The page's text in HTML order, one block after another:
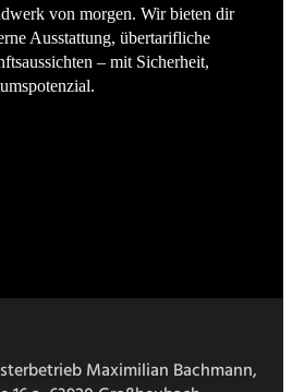
von morgen. Wir bieten dir
Ausstattung, übertarifliche
– mit Sicherheit,
Maximilian Bachmann,